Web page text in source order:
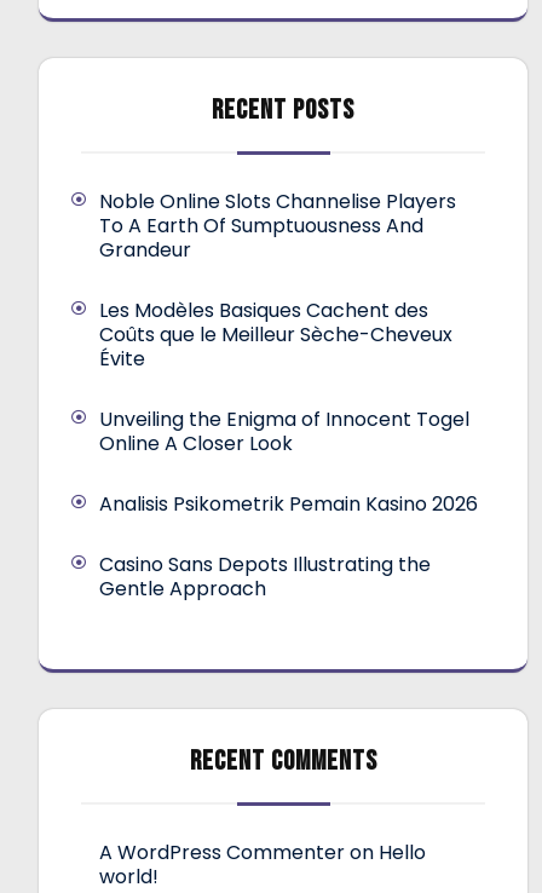
RECENT POSTS
Noble Online Slots Channelise Players
To A Earth Of Sumptuousness And
Grandeur
Les Modèles Basiques Cachent des
Coûts que le Meilleur Sèche-Cheveux
Évite
Unveiling the Enigma of Innocent Togel
Online A Closer Look
Analisis Psikometrik Pemain Kasino 2026
Casino Sans Depots Illustrating the
Gentle Approach
RECENT COMMENTS
A WordPress Commenteron Hello
world!